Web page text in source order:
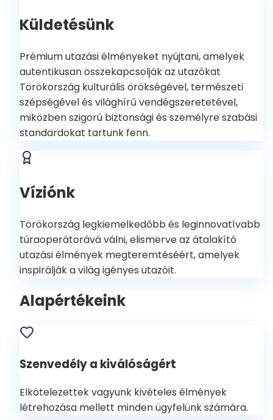
Küldetésünk
Prémium utazási élményeket nyújtani, amelyek
autentikusan összekapcsolják az utazókat
Törökország kulturális örökségével, természeti
szépségével és világhírű vendégszeretetével,
miközben szigorú biztonsági és személyre szabási
standardokat tartunk fenn.
Víziónk
Törökország legkiemelkedőbb és leginnovatívabb
túraoperátorává válni, elismerve az átalakító
utazási élmények megteremtéséért, amelyek
inspirálják a világ igényes utazóit.
Alapértékeink
Szenvedély a kiválóságért
Elkötelezettek vagyunk kivételes élmények
létrehozása mellett minden ügyfelünk számára.